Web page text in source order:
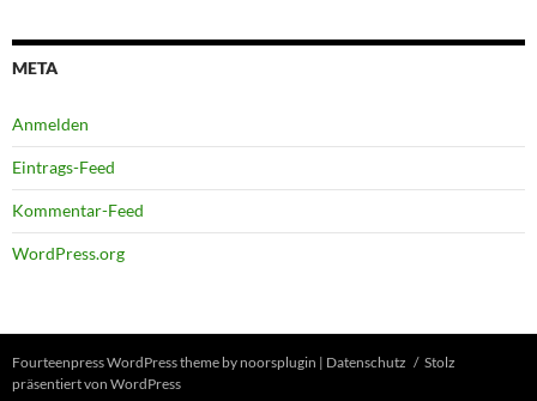
META
Anmelden
Eintrags-Feed
Kommentar-Feed
WordPress.org
Fourteenpress WordPress theme by noorsplugin | Datenschutz
Stolz
präsentiert von WordPress